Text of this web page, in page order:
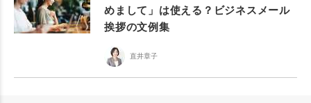
めまして」は使える？ビジネスメール
挨拶の文例集
直井章子